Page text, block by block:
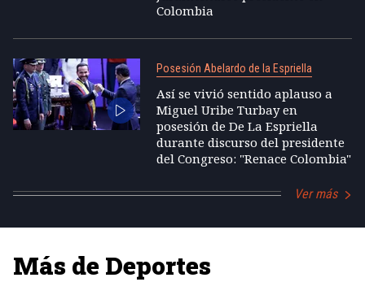
Colombia
Posesión Abelardo de la Espriella
Así se vivió sentido aplauso a
Miguel Uribe Turbay en
posesión de De La Espriella
durante discurso del presidente
del Congreso: "Renace Colombia"
Ver más
Más de Deportes